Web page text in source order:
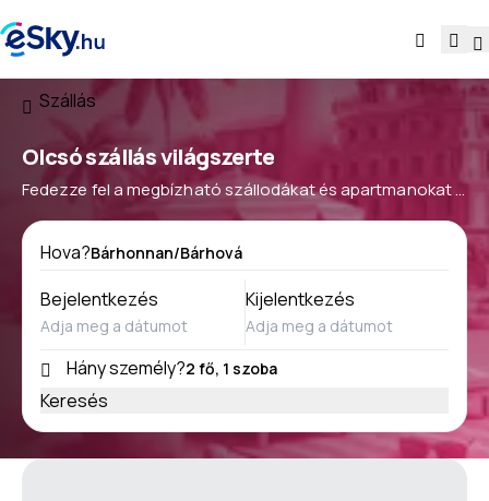
Szállás
Olcsó szállás világszerte
Fedezze fel a megbízható szállodákat és apartmanokat a
nyaralásához
Hova?
Bejelentkezés
Kijelentkezés
Hány személy?
Keresés